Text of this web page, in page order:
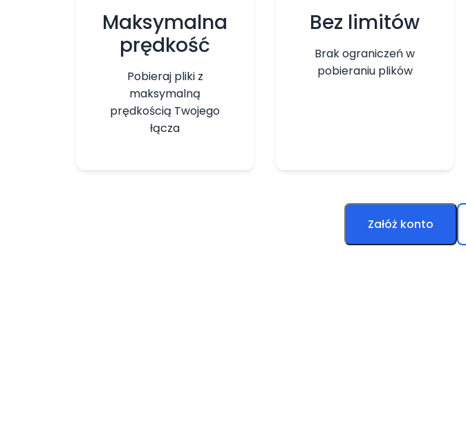
Maksymalna
prędkość
Pobieraj pliki z
maksymalną
prędkością Twojego
łącza
Bez limitów
Brak ograniczeń w
pobieraniu plików
Załóż konto